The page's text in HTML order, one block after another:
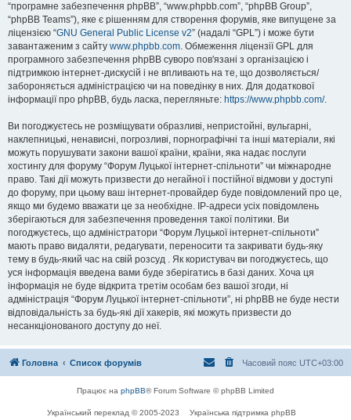
“програмне забезпечення phpBB”, “www.phpbb.com”, “phpBB Group”,
“phpBB Teams”), яке є рішенням для створення форумів, яке випущене за
ліцензією “GNU General Public License v2” (надалі “GPL”) і може бути
завантаженим з сайту www.phpbb.com. Обмеження ліцензії GPL для
програмного забезпечення phpBB суворо пов'язані з організацією і
підтримкою інтернет-дискусій і не впливають на те, що дозволяється/
забороняється адміністрацією чи на поведінку в них. Для додаткової
інформації про phpBB, будь ласка, перегляньте: https://www.phpbb.com/.
Ви погоджуєтесь не розміщувати образливі, непристойні, вульгарні,
наклепницькі, ненависні, погрозливі, порнографічні та інші матеріали, які
можуть порушувати закони вашої країни, країни, яка надає послуги
хостингу для форуму “Форум Луцької інтернет-спільноти” чи міжнародне
право. Такі дії можуть призвести до негайної і постійної відмови у доступі
до форуму, при цьому ваш інтернет-провайдер буде повідомлений про це,
якщо ми будемо вважати це за необхідне. IP-адреси усіх повідомлень
зберігаються для забезпечення проведення такої політики. Ви
погоджуєтесь, що адміністратори “Форум Луцької інтернет-спільноти”
мають право видаляти, редагувати, переносити та закривати будь-яку
тему в будь-який час на свій розсуд . Як користувач ви погоджуєтесь, що
уся інформація введена вами буде зберігатись в базі даних. Хоча ця
інформація не буде відкрита третім особам без вашої згоди, ні
адміністрація “Форум Луцької інтернет-спільноти”, ні phpBB не буде нести
відповідальність за будь-які дії хакерів, які можуть призвести до
несанкціонованого доступу до неї.
Головна Список форумів Часовий пояс UTC+03:00
Працює на phpBB® Forum Software © phpBB Limited
Український переклад © 2005-2023 Українська підтримка phpBB